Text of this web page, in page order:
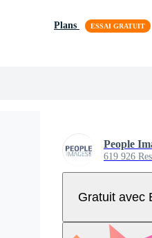
Plans
People
619 926
Gratuit avec